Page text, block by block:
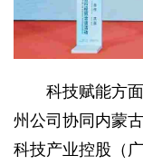
科技赋能方
州公司协同内蒙
科技产业控股（